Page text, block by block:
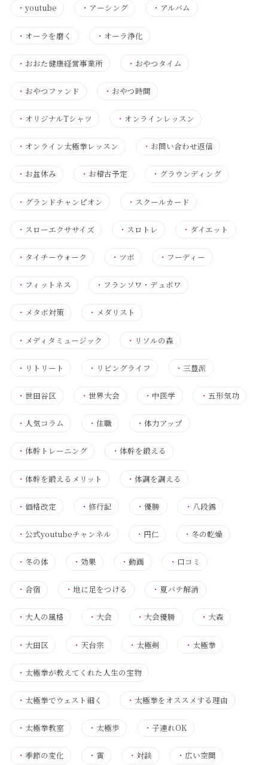
・ youtube ・ アーシング ・ アルバム
・ オーラを磨く ・ オーラ浄化
・ おおた健康経営事業所 ・ おやつタイム
・ おやつファンド ・ おやつ時間
・ オリジナルTシャツ ・ オンラインレッスン
・ オンライン太極拳レッスン ・ お問い合わせ返信
・ お盆休み ・ お稽古予定 ・ グラウンディング
・ グランドチャンピオン ・ スクールカード
・ スローエクササイズ ・ スロトレ ・ ダイエット
・ タイチーウォーク ・ ツボ ・ フーディー
・ フィットネス ・ フランソワ・デュボワ
・ メタボ対策 ・ メダリスト
・ メディタミュージック ・ リソルの森
・ リトリート ・ リビングライフ ・ 三豊派
・ 世田谷区 ・世界大会 ・ 中医学 ・ 五形気功
・ 人気コラム ・住職 ・体力アップ
・ 体幹トレーニング ・体幹を鍛える
・ 体幹を鍛えるメリット ・体調を調える
・ 価格改定 ・修行記 ・優勝 ・ 八段錦
・ 公式youtubeチャンネル ・ 円仁 ・ 冬の乾燥
・ 冬の体 ・効果 ・動画 ・ 口コミ
・ 合宿 ・地に足をつける ・ 夏バテ解消
・ 大人の風格 ・ 大会 ・ 大会優勝 ・ 大森
・ 大田区 ・ 天台宗 ・ 太極剣 ・ 太極拳
・ 太極拳が教えてくれた人生の宝物
・ 太極拳でウェスト細く ・ 太極拳をオススメする理由
・ 太極拳教室 ・ 太極歩 ・子連れOK
・ 季節の変化 ・ 寅 ・対談 ・ 広い空間